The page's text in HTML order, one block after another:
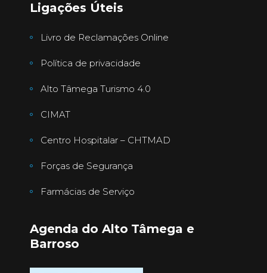
Ligações Úteis
Livro de Reclamações Online
Política de privacidade
Alto Tâmega Turismo 4.0
CIMAT
Centro Hospitalar – CHTMAD
Forças de Segurança
Farmácias de Serviço
Agenda do Alto Tâmega e
Barroso